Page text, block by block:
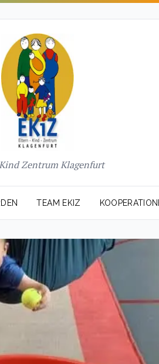
Zentrum Klagenfurt
TEAM EKIZ